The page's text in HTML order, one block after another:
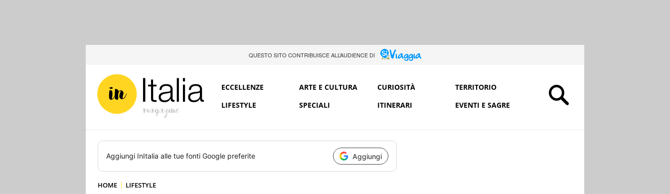
QUESTO SITO CONTRIBUISCE ALL’AUDIENCE DI
ECCELLENZE ARTE E CULTURA CURIOSITÀ
TERRITORIO
LIFESTYLE
SPECIALI ITINERARI EVENTI E SAGRE
Aggiungi InItalia alle tue fonti Google preferite Aggiungi
HOME LIFESTYLE